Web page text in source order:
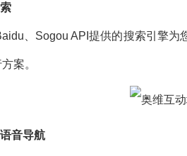
、Sogou API提供的搜索引擎为
案。
音导航